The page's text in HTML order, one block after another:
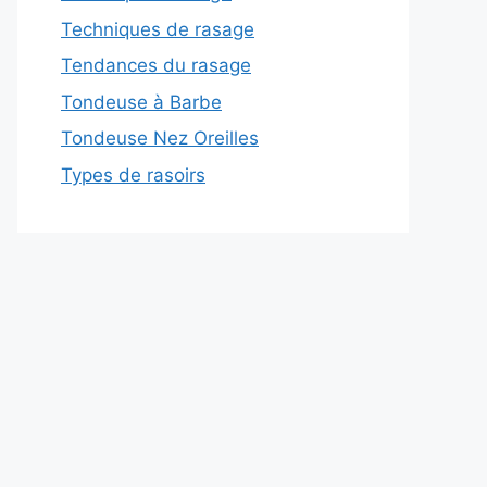
Techniques de rasage
Tendances du rasage
Tondeuse à Barbe
Tondeuse Nez Oreilles
Types de rasoirs